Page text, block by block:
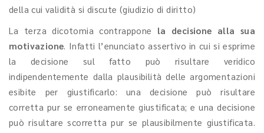
della cui validità si discute (giudizio di diritto)
La terza dicotomia contrappone la decisione alla sua
motivazione. Infatti l’enunciato assertivo in cui si esprime
la decisione sul fatto può risultare veridico
indipendentemente dalla plausibilità delle argomentazioni
esibite per giustificarlo: una decisione può risultare
corretta pur se erroneamente giustificata; e una decisione
può risultare scorretta pur se plausibilmente giustificata.